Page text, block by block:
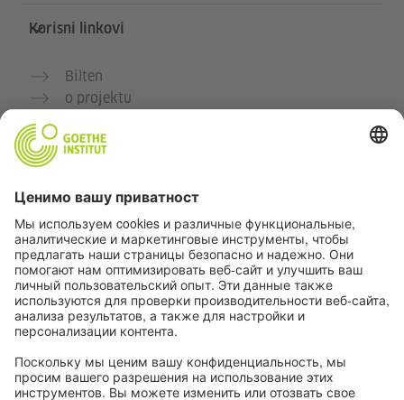
Korisni linkovi
Bilten
o projektu
Zajednica „Deutsch für dich“
Vežbajte nemački besplatno
Kurse nemačkog jezika Goethe-Instituta
Portal za nastavnike „Deutschstunde“
Privatnost i pristupačnost